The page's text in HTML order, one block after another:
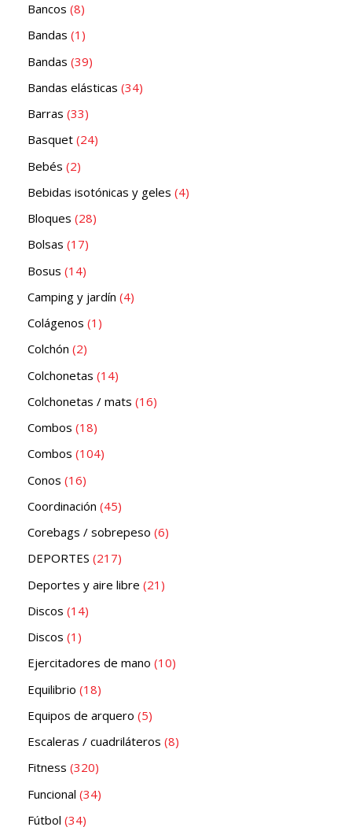
Bancos 8
Bandas 1
Bandas 39
Bandas elásticas 34
Barras 33
Basquet 24
Bebés 2
Bebidas isotónicas y geles 4
Bloques 28
Bolsas 17
Bosus 14
Camping y jardín 4
Colágenos 1
Colchón 2
Colchonetas 14
Colchonetas / mats 16
Combos 18
Combos 104
Conos 16
Coordinación 45
Corebags / sobrepeso 6
DEPORTES 217
Deportes y aire libre 21
Discos 14
Discos 1
Ejercitadores de mano 10
Equilibrio 18
Equipos de arquero 5
Escaleras / cuadriláteros 8
Fitness 320
Funcional 34
Fútbol 34